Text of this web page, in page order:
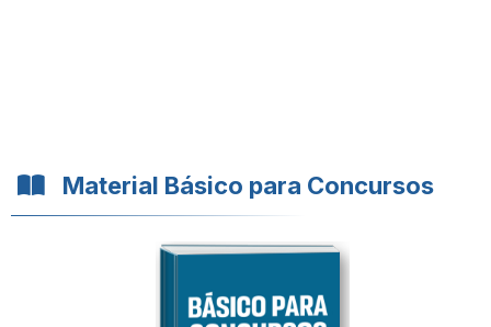
Material Básico para Concursos